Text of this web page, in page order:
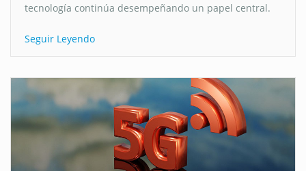
tecnología continúa desempeñando un papel central.
Seguir Leyendo